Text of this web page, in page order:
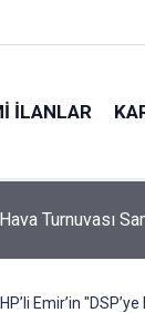
İLANLAR
kaçtı, 380 bin TL
Emir’in